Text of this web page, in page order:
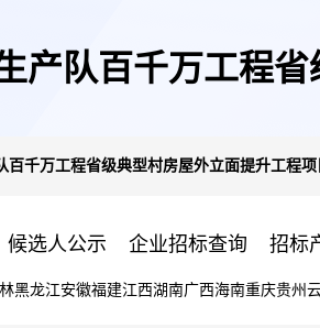
产队百千万工程
千万工程省级典型村房屋外立面提升工程
候选人公示 企业招标查询 招标
黑龙江安徽福建江西湖南广西海南重庆贵州